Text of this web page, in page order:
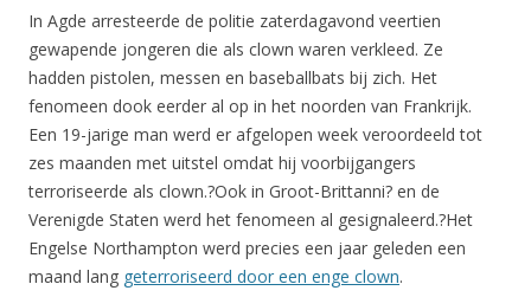
In Agde arresteerde de politie zaterdagavond veertien
gewapende jongeren die als clown waren verkleed. Ze
hadden pistolen, messen en baseballbats bij zich. Het
fenomeen dook eerder al op in het noorden van Frankrijk.
Een 19-jarige man werd er afgelopen week veroordeeld tot
zes maanden met uitstel omdat hij voorbijgangers
terroriseerde als clown.?Ook in Groot-Brittanni? en de
Verenigde Staten werd het fenomeen al gesignaleerd.?Het
Engelse Northampton werd precies een jaar geleden een
maand lang geterroriseerd door een enge clown.